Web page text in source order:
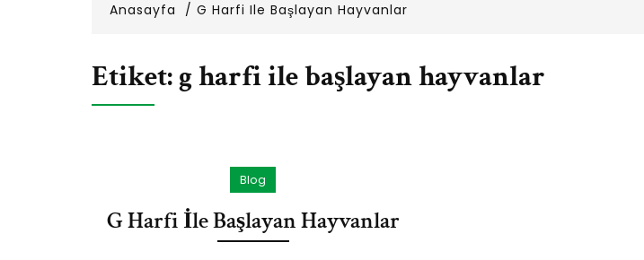
Anasayfa G Harfi Ile Başlayan Hayvanlar
Etiket:g harfi ile başlayan hayvanlar
Blog
G Harfi İle Başlayan Hayvanlar